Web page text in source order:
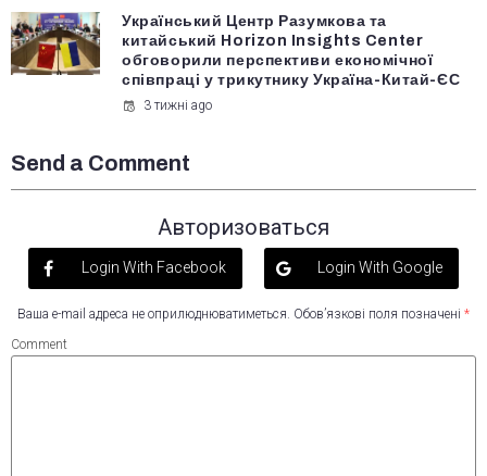
Український Центр Разумкова та
китайський Horizon Insights Center
обговорили перспективи економічної
співпраці у трикутнику Україна-Китай-ЄС
3 тижні ago
Send a Comment
Авторизоваться
Login With Facebook Login With Google
Ваша e-mail адреса не оприлюднюватиметься. Обов’язкові поля позначені *
Comment